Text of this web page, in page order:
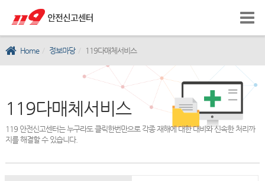
Home 정보마당 119다매체서비스
119다매체서비스
119 안전신고센터는 누구라도 클릭한번만으로 각종 재해에 대한 대비와 신속한 처리까
지를 해결할 수 있습니다.